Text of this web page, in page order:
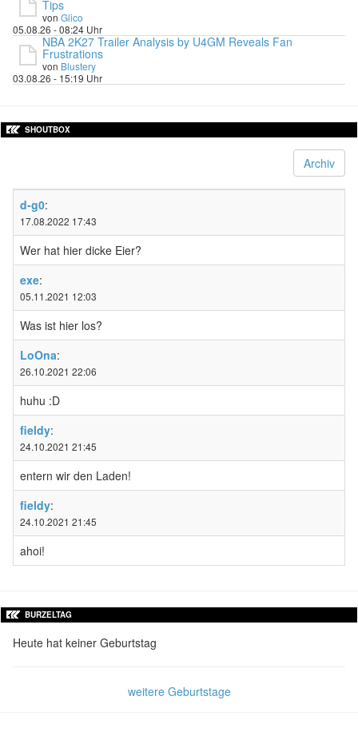
Tips
von Glico
05.08.26 - 08:24 Uhr
NBA 2K27 Trailer Analysis by U4GM Reveals Fan
Frustrations
von Blustery
03.08.26 - 15:19 Uhr
SHOUTBOX
Archiv
d-g0:
17.08.2022 17:43
Wer hat hier dicke Eier?
exe:
05.11.2021 12:03
Was ist hier los?
LoOna:
26.10.2021 22:06
huhu :D
fieldy:
24.10.2021 21:45
entern wir den Laden!
fieldy:
24.10.2021 21:45
ahoi!
BURZELTAG
Heute hat keiner Geburtstag
weitere Geburtstage